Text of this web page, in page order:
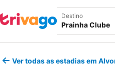
Destino
Ver todas as estadias em